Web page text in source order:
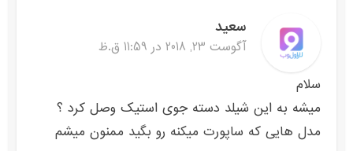
سعید
آگوست 23, 2018 در 11:59 ق.ظ
سلام
میشه به این شیلد دسته جوی استیک وصل کرد ؟
مدل هایی که ساپورت میکنه رو بگید ممنون میشم